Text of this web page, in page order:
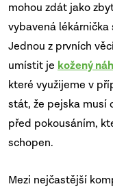
mohou zdát jako
vybavená lékárnička
Jednou z prvních
umístit je kožený
které využijeme v
stát, že pejska musí
před pokousáním,
schopen.
Mezi nejčastější